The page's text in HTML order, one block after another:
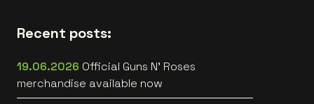
Recent posts:
19.06.2026 Official Guns N’ Roses
merchandise available now